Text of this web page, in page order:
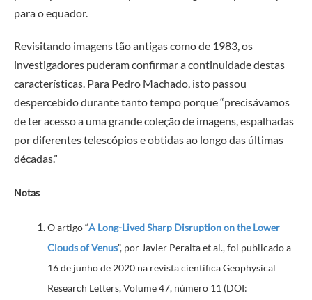
para o equador.
Revisitando imagens tão antigas como de 1983, os
investigadores puderam confirmar a continuidade destas
características. Para Pedro Machado, isto passou
despercebido durante tanto tempo porque “precisávamos
de ter acesso a uma grande coleção de imagens, espalhadas
por diferentes telescópios e obtidas ao longo das últimas
décadas.”
Notas
O artigo “A Long-Lived Sharp Disruption on the Lower
Clouds of Venus”, por Javier Peralta et al., foi publicado a
16 de junho de 2020 na revista científica Geophysical
Research Letters, Volume 47, número 11 (DOI: